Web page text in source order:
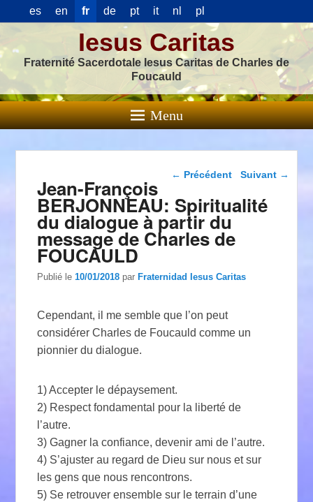
es en fr de pt it nl pl
Iesus Caritas
Fraternité Sacerdotale Iesus Caritas de Charles de
Foucauld
Menu
Navigation dans les
← Précédent Suivant →
Jean-François
BERJONNEAU: Spiritualité
du dialogue à partir du
message de Charles de
FOUCAULD
Publié le10/01/2018 parFraternidad Iesus Caritas
Cependant, il me semble que l’on peut
considérer Charles de Foucauld comme un
pionnier du dialogue.
1) Accepter le dépaysement.
2) Respect fondamental pour la liberté de
l’autre.
3) Gagner la confiance, devenir ami de l’autre.
4) S’ajuster au regard de Dieu sur nous et sur
les gens que nous rencontrons.
5) Se retrouver ensemble sur le terrain d’une